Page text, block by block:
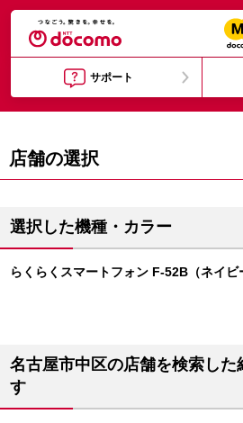
サポート
店舗の選択
選択した機種・カラー
らくらくスマートフォン F-52B（ネイビ
名古屋市中区の店舗を検索した
す